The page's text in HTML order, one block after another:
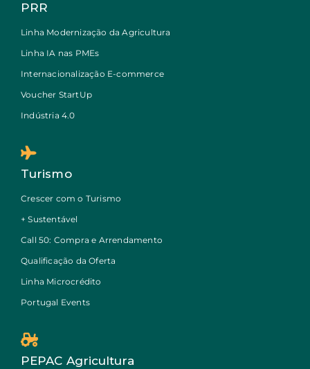
PRR
Linha Modernização da Agricultura
Linha IA nas PMEs
Internacionalização E-commerce
Voucher StartUp
Indústria 4.0
Turismo
Crescer com o Turismo
+ Sustentável
Call 50: Compra e Arrendamento
Qualificação da Oferta
Linha Microcrédito
Portugal Events
PEPAC Agricultura